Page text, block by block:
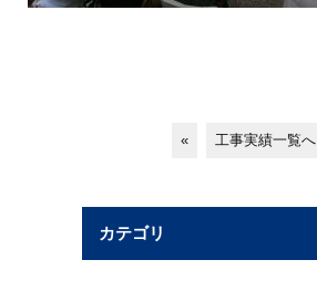
« 工事実績一覧へ
カテゴリ